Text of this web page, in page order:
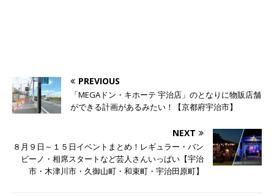
PREVIOUS
「MEGAドン・キホーテ 宇治店」のとなりに物販店舗
ができる計画があるみたい！【京都府宇治市】
NEXT
８月９日～１５日イベントまとめ！レギュラー・バン
ビーノ・相席スタートなど芸人さんいっぱい【宇治
市・木津川市・久御山町・和束町・宇治田原町】